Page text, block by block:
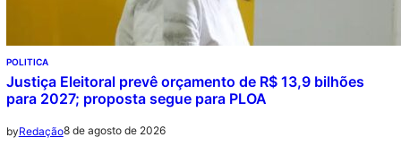
POLITICA
Justiça Eleitoral prevê orçamento de R$ 13,9 bilhões
para 2027; proposta segue para PLOA
byRedação8 de agosto de 2026